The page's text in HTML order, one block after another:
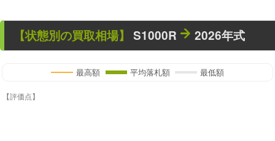
【状態別の買取相場】 S1000R 2026年式
最高額 平均落札額 最低額
【評価点】